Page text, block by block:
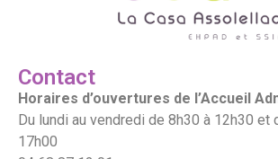
Contact
Horaires d’ouvertures de l’Accueil
Du lundi au vendredi de 8h30 à 12h30 et
17h00